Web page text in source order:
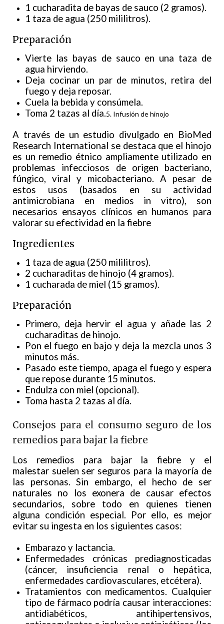
1 cucharadita de bayas de sauco (2 gramos).
1 taza de agua (250 mililitros).
Preparación
Vierte las bayas de sauco en una taza de
agua hirviendo.
Deja cocinar un par de minutos, retira del
fuego y deja reposar.
Cuela la bebida y consúmela.
Toma 2 tazas al día.5. Infusión de hinojo
A través de un estudio divulgado en BioMed
Research International se destaca que el hinojo
es un remedio étnico ampliamente utilizado en
problemas infecciosos de origen bacteriano,
fúngico, viral y micobacteriano. A pesar de
estos usos (basados en su actividad
antimicrobiana en medios in vitro), son
necesarios ensayos clínicos en humanos para
valorar su efectividad en la fiebre
Ingredientes
1 taza de agua (250 mililitros).
2 cucharaditas de hinojo (4 gramos).
1 cucharada de miel (15 gramos).
Preparación
Primero, deja hervir el agua y añade las 2
cucharaditas de hinojo.
Pon el fuego en bajo y deja la mezcla unos 3
minutos más.
Pasado este tiempo, apaga el fuego y espera
que repose durante 15 minutos.
Endulza con miel (opcional).
Toma hasta 2 tazas al día.
Consejos para el consumo seguro de los
remedios para bajar la fiebre
Los remedios para bajar la fiebre y el
malestar suelen ser seguros para la mayoría de
las personas. Sin embargo, el hecho de ser
naturales no los exonera de causar efectos
secundarios, sobre todo en quienes tienen
alguna condición especial. Por ello, es mejor
evitar su ingesta en los siguientes casos:
Embarazo y lactancia.
Enfermedades crónicas prediagnosticadas
(cáncer, insuficiencia renal o hepática,
enfermedades cardiovasculares, etcétera).
Tratamientos con medicamentos. Cualquier
tipo de fármaco podría causar interacciones:
antidiabéticos, antihipertensivos,